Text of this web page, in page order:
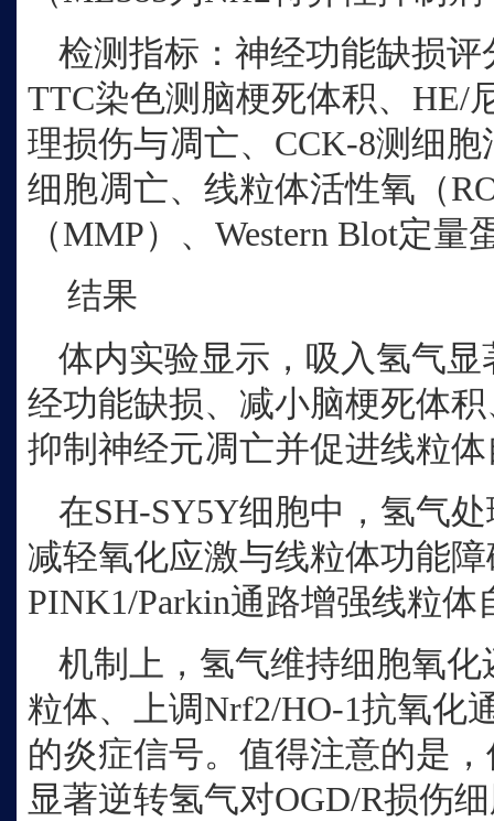
检测指标：神经功能缺损评
TTC染色测脑梗死体积、HE/
理损伤与凋亡、CCK-8测细
细胞凋亡、线粒体活性氧（
（MMP）、Western Blot定量
结果
体内实验显示，吸入氢气显
经功能缺损、减小脑梗死体
抑制神经元凋亡并促进线粒
在SH-SY5Y细胞中，氢气
减轻氧化应激与线粒体功能
PINK1/Parkin通路增强线粒体
机制上，氢气维持细胞氧
粒体、上调Nrf2/HO-1抗氧化
的炎症信号。值得注意的是
显著逆转氢气对OGD/R损伤